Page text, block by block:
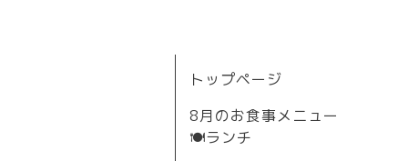
トップページ
8月のお食事メニュー
🍽ランチ